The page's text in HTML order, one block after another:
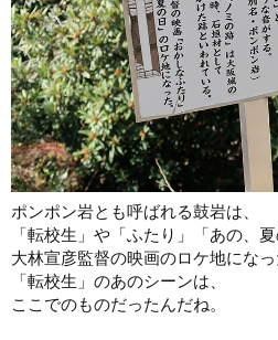
ポンポン岩とも呼ばれる鼓岩は、
「転校生」や「ふたり」「あの、夏
大林宣彦監督の映画のロケ地になっ
「転校生」のあのシーンは、
ここでのものだったんだね。